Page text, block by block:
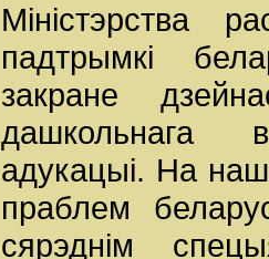
Міністэрства
падтрымкі
закране
дашкольнага
адукацыі. На
праблем
сярэднім